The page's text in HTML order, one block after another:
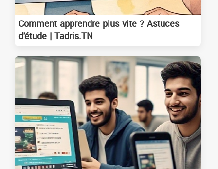
Comment apprendre plus vite ? Astuces
d'étude | Tadris.TN